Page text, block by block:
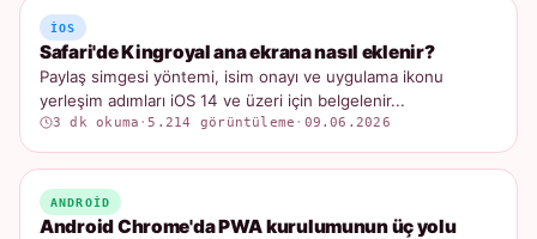
IOS
Safari'de Kingroyal ana ekrana nasıl eklenir?
Paylaş simgesi yöntemi, isim onayı ve uygulama ikonu
yerleşim adımları iOS 14 ve üzeri için belgelenir...
3 dk okuma ·5.214 görüntüleme · 09.06.2026
ANDROID
Android Chrome'da PWA kurulumunun üç yolu